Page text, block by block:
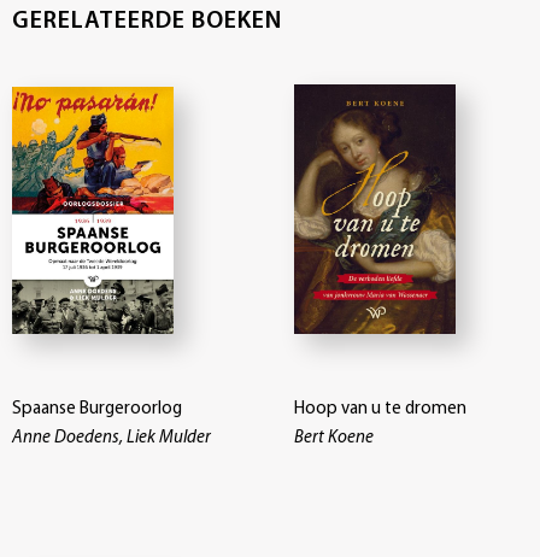
GERELATEERDE BOEKEN
Spaanse Burgeroorlog
Anne Doedens, Liek Mulder
Hoop van u te dromen
Bert Koene